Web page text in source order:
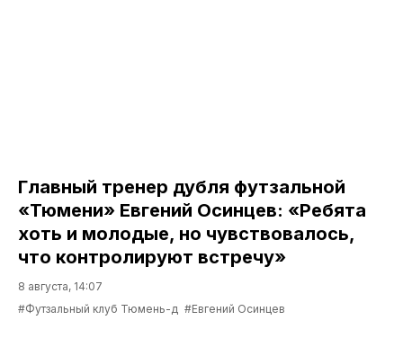
Главный тренер дубля футзальной
«Тюмени» Евгений Осинцев: «Ребята
хоть и молодые, но чувствовалось,
что контролируют встречу»
8 августа, 14:07
#Футзальный клуб Тюмень-д #Евгений Осинцев